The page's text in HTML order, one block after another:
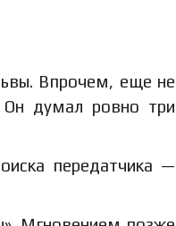
Впрочем, еще не
Он думал ровно три
передатчика —